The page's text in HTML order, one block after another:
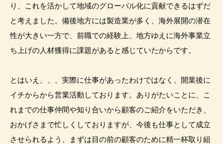
り、これを活かして地域のグローバル化に貢献できるはずだ
と考えました。備後地方には製造業が多く、海外展開の潜在
性が大きい一方で、前職での経験上、地方ゆえに海外事業立
ち上げの人材獲得に課題があると感じていたからです。
とはいえ、、、実際に仕事があったわけではなく、開業後に
イチからから営業活動しております。ありがたいことに、こ
れまでの仕事仲間や知り合いから顧客のご紹介をいただき、
おかげさまで忙しくしておりますが、今後も仕事として成立
させられるよう、まずは目の前の顧客のために精一杯取り組